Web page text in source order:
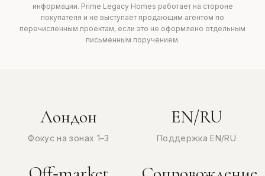
информации. Prime Legacy Homes работает на стороне
покупателя и не выступает продающим агентом по
перечисленным проектам, если это не оформлено отдельным
письменным поручением.
Лондон
Фокус на зонах 1–3
EN/RU
Поддержка EN/RU